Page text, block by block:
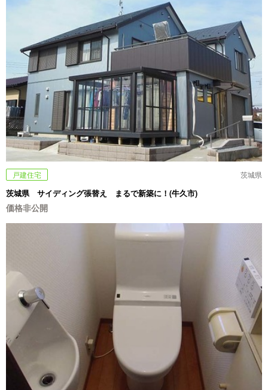
戸建住宅 茨城県
茨城県 サイディング張替え まるで新築に！(牛久市)
価格非公開